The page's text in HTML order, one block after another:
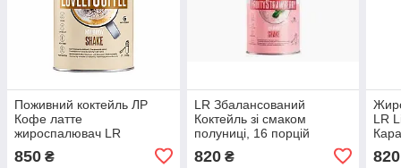
Поживний коктейль ЛР
Кофе латте
жироспалювач LR
850 ₴
LR Збалансований
Коктейль зі смаком
полуниці, 16 порцій
820₴
LR
820